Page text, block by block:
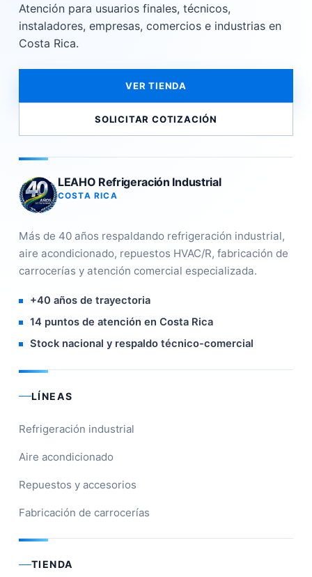
Atención para usuarios finales, técnicos,
instaladores, empresas, comercios e industrias en
Costa Rica.
VER TIENDA
SOLICITAR COTIZACIÓN
LEAHO Refrigeración Industrial
COSTA RICA
Más de 40 años respaldando refrigeración industrial,
aire acondicionado, repuestos HVAC/R, fabricación de
carrocerías y atención comercial especializada.
+40 años de trayectoria
14 puntos de atención en Costa Rica
Stock nacional y respaldo técnico-comercial
LÍNEAS
Refrigeración industrial
Aire acondicionado
Repuestos y accesorios
Fabricación de carrocerías
TIENDA